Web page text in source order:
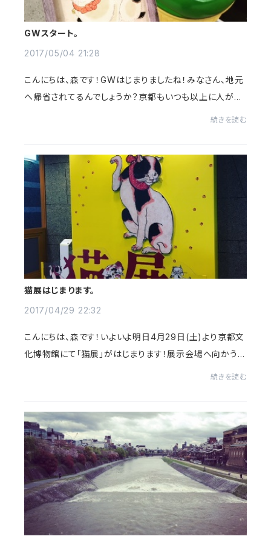
GWスタート。
2017/05/04 21:28
こんにちは、森です！GWはじまりましたね！みなさん、地元
へ帰省されてるんでしょうか？京都もいつも以上に人が多
続きを読む
猫展はじまります。
2017/04/29 22:32
こんにちは、森です！いよいよ明日4月29日(土)より京都文
化博物館にて「猫展」がはじまります！展示会場へ向かう、
続きを読む